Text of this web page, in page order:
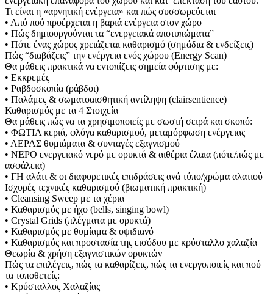
Τι είναι η «αρνητική ενέργεια» και πώς συσσωρεύεται
• Από πού προέρχεται η βαριά ενέργεια στον χώρο
• Πώς δημιουργούνται τα “ενεργειακά αποτυπώματα”
• Πότε ένας χώρος χρειάζεται καθαρισμό (σημάδια & ενδείξεις)
Πώς “διαβάζεις” την ενέργεια ενός χώρου (Energy Scan)
Θα μάθεις πρακτικά να εντοπίζεις σημεία φόρτισης με:
• Εκκρεμές
• Ραβδοσκοπία (ράβδοι)
• Παλάμες & σωματοαισθητική αντίληψη (clairsentience)
Καθαρισμός με τα 4 Στοιχεία
Θα μάθεις πώς να τα χρησιμοποιείς με σωστή σειρά και σκοπό:
• ΦΩΤΙΑ κεριά, φλόγα καθαρισμού, μεταμόρφωση ενέργειας
• ΑΕΡΑΣ θυμιάματα & συνταγές εξαγνισμού
• ΝΕΡΟ ενεργειακό νερό με ορυκτά & αιθέρια έλαια (πότε/πώς με
ασφάλεια)
• ΓΗ αλάτι & οι διαφορετικές επιδράσεις ανά τύπο/χρώμα αλατιού
Ισχυρές τεχνικές καθαρισμού (βιωματική πρακτική)
• Cleansing Sweep με τα χέρια
• Καθαρισμός με ήχο (bells, singing bowl)
• Crystal Grids (πλέγματα με ορυκτά)
• Καθαρισμός με θυμίαμα & οψιδιανό
• Καθαρισμός και προστασία της εισόδου με κρύσταλλο χαλαζία
Θεωρία & χρήση εξαγνιστικών ορυκτών
Πώς τα επιλέγεις, πώς τα καθαρίζεις, πώς τα ενεργοποιείς και πού
τα τοποθετείς:
• Κρύσταλλος Χαλαζίας